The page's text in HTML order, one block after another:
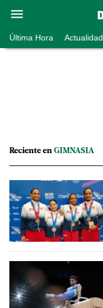
Última Hora Actualidad
Reciente en GIMNASIA